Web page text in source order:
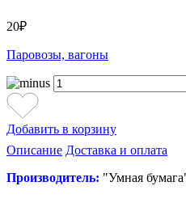
20₽
Паровозы, вагоны
Добавить в корзину
Описание Доставка и оплата
Производитель: "Умная